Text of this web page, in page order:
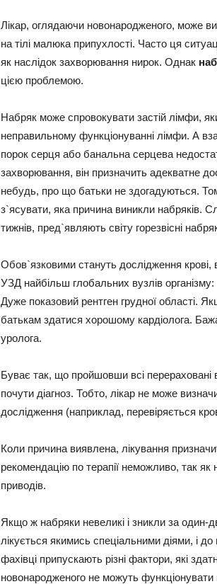
Лікар, оглядаючи новонародженого, може
на тілі малюка припухлості. Часто ця
як наслідок захворювання нирок. Однак
цією проблемою.
Набряк може спровокувати застій лімфи,
неправильному функціонуванні лімфи. А
порок серця або банальна серцева
захворювання, він призначить адекватне
небудь, про що батьки не здогадуються.
з`ясувати, яка причина виникли набряків.
тижнів, пред`являють світу горезвісні
Обов`язковими стануть дослідження крові,
УЗД найбільш глобальних вузлів організму:
Дуже показовий рентген грудної області.
батькам здатися хорошому кардіолога.
уролога.
Буває так, що пройшовши всі
почути діагноз. Тобто, лікар не може
дослідження (наприклад, перевіряється
Коли причина виявлена, лікування
рекомендацію по терапії неможливо, так
приводів.
Якщо ж набряки невеликі і зникли за один-
лікується якимись спеціальними діями, і
фахівці припускають різні фактори, які
новонародженого не можуть